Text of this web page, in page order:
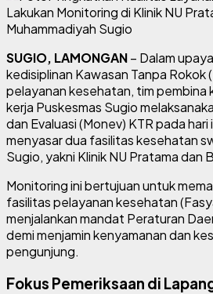
SUGIO, LAMONGAN– Dalam
kedisiplinan Kawasan Tanpa Rokok
pelayanan kesehatan, tim pembina
kerja Puskesmas Sugio
dan Evaluasi (Monev) KTR pada hari
menyasar dua fasilitas kesehatan
Sugio, yakni Klinik NU Pratama dan
Monitoring ini bertujuan untuk
fasilitas pelayanan kesehatan
menjalankan mandat Peraturan
demi menjamin kenyamanan dan
pengunjung.
Fokus Pemeriksaan di